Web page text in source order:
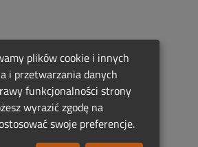
plików cookie i innych
i przetwarzania danych
funkcjonalności strony
wyrazić zgodę na
swoje preferencje.